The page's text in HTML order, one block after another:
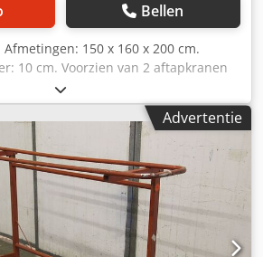
Bellen
Afmetingen: 150 x 160 x 200 cm.
10 cm. Voorzien van 2 aftapkranen
Dcjdpozg Naqefx Anuok
Advertentie